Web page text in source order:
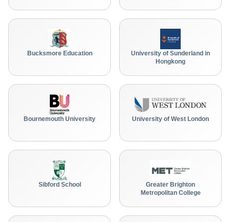
Bucksmore Education
University of Sunderland in
Hongkong
Bournemouth University University of West London
Sibford School
Greater Brighton
Metropolitan College